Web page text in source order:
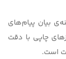
بیان پیام‌‌های
چاپی با دقت
است.